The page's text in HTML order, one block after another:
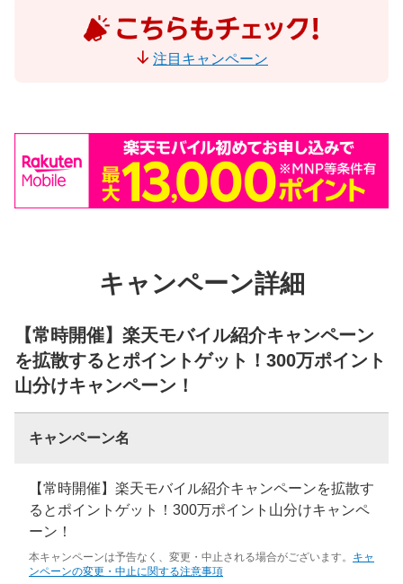
注目キャンペーン
キャンペーン詳細
【常時開催】楽天モバイル紹介キャンペーン
を拡散するとポイントゲット！300万ポイント
山分けキャンペーン！
キャンペーン名
【常時開催】楽天モバイル紹介キャンペーンを拡散す
るとポイントゲット！300万ポイント山分けキャンペ
ーン！
本キャンペーンは予告なく、変更・中止される場合がございます。 キャ
ンペーンの変更・中止に関する注意事項